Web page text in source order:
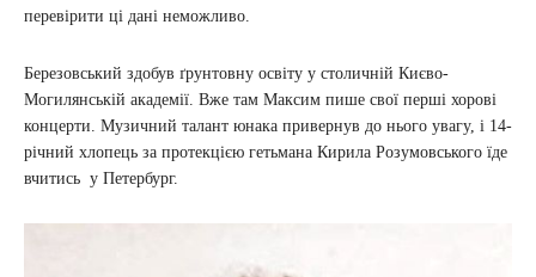
перевірити ці дані неможливо.
Березовський здобув ґрунтовну освіту у столичній Києво-
Могилянській академії. Вже там Максим пише свої перші хорові
концерти. Музичний талант юнака привернув до нього увагу, і 14-
річний хлопець за протекцією гетьмана Кирила Розумовського їде
вчитись у Петербург.